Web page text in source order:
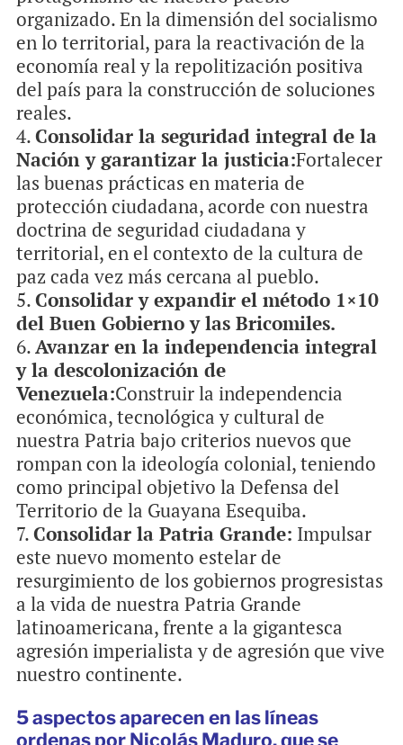
organizado. En la dimensión del socialismo
en lo territorial, para la reactivación de la
economía real y la repolitización positiva
del país para la construcción de soluciones
reales.
Consolidar la seguridad integral de la
Nación y garantizar la justicia:Fortalecer
las buenas prácticas en materia de
protección ciudadana, acorde con nuestra
doctrina de seguridad ciudadana y
territorial, en el contexto de la cultura de
paz cada vez más cercana al pueblo.
Consolidar y expandir el método 1×10
del Buen Gobierno y las Bricomiles.
Avanzar en la independencia integral
y la descolonización de
Venezuela:Construir la independencia
económica, tecnológica y cultural de
nuestra Patria bajo criterios nuevos que
rompan con la ideología colonial, teniendo
como principal objetivo la Defensa del
Territorio de la Guayana Esequiba.
Consolidar la Patria Grande: Impulsar
este nuevo momento estelar de
resurgimiento de los gobiernos progresistas
a la vida de nuestra Patria Grande
latinoamericana, frente a la gigantesca
agresión imperialista y de agresión que vive
nuestro continente.
5 aspectos aparecen en las líneas
ordenas por Nicolás Maduro, que se